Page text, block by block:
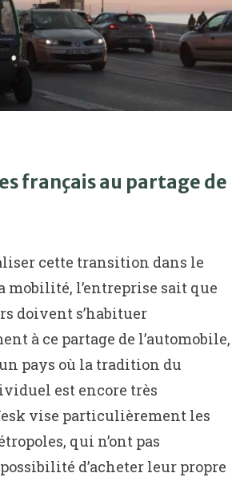
français au partage de
cette transition dans le
mobilité, l’entreprise sait que
doivent s’habituer
à ce partage de l’automobile,
pays où la tradition du
est encore très
vise particulièrement les
qui n’ont pas
d’acheter leur propre